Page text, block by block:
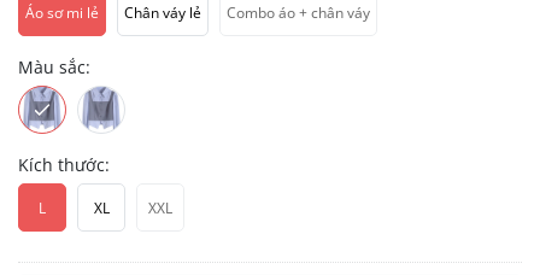
Áo sơ mi lẻ Chân váy lẻ Combo áo + chân váy
Màu sắc:
Kích thước:
L XL XXL